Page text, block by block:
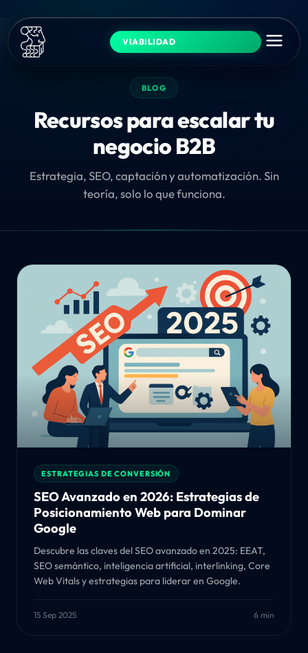
VIABILIDAD
BLOG
Recursos para escalar tu
negocio B2B
Estrategia, SEO, captación y automatización. Sin
teoría, solo lo que funciona.
ESTRATEGIAS DE CONVERSIÓN
SEO Avanzado en 2026: Estrategias de
Posicionamiento Web para Dominar
Google
Descubre las claves del SEO avanzado en 2025: EEAT,
SEO semántico, inteligencia artificial, interlinking, Core
Web Vitals y estrategias para liderar en Google.
15 Sep 2025 6 min